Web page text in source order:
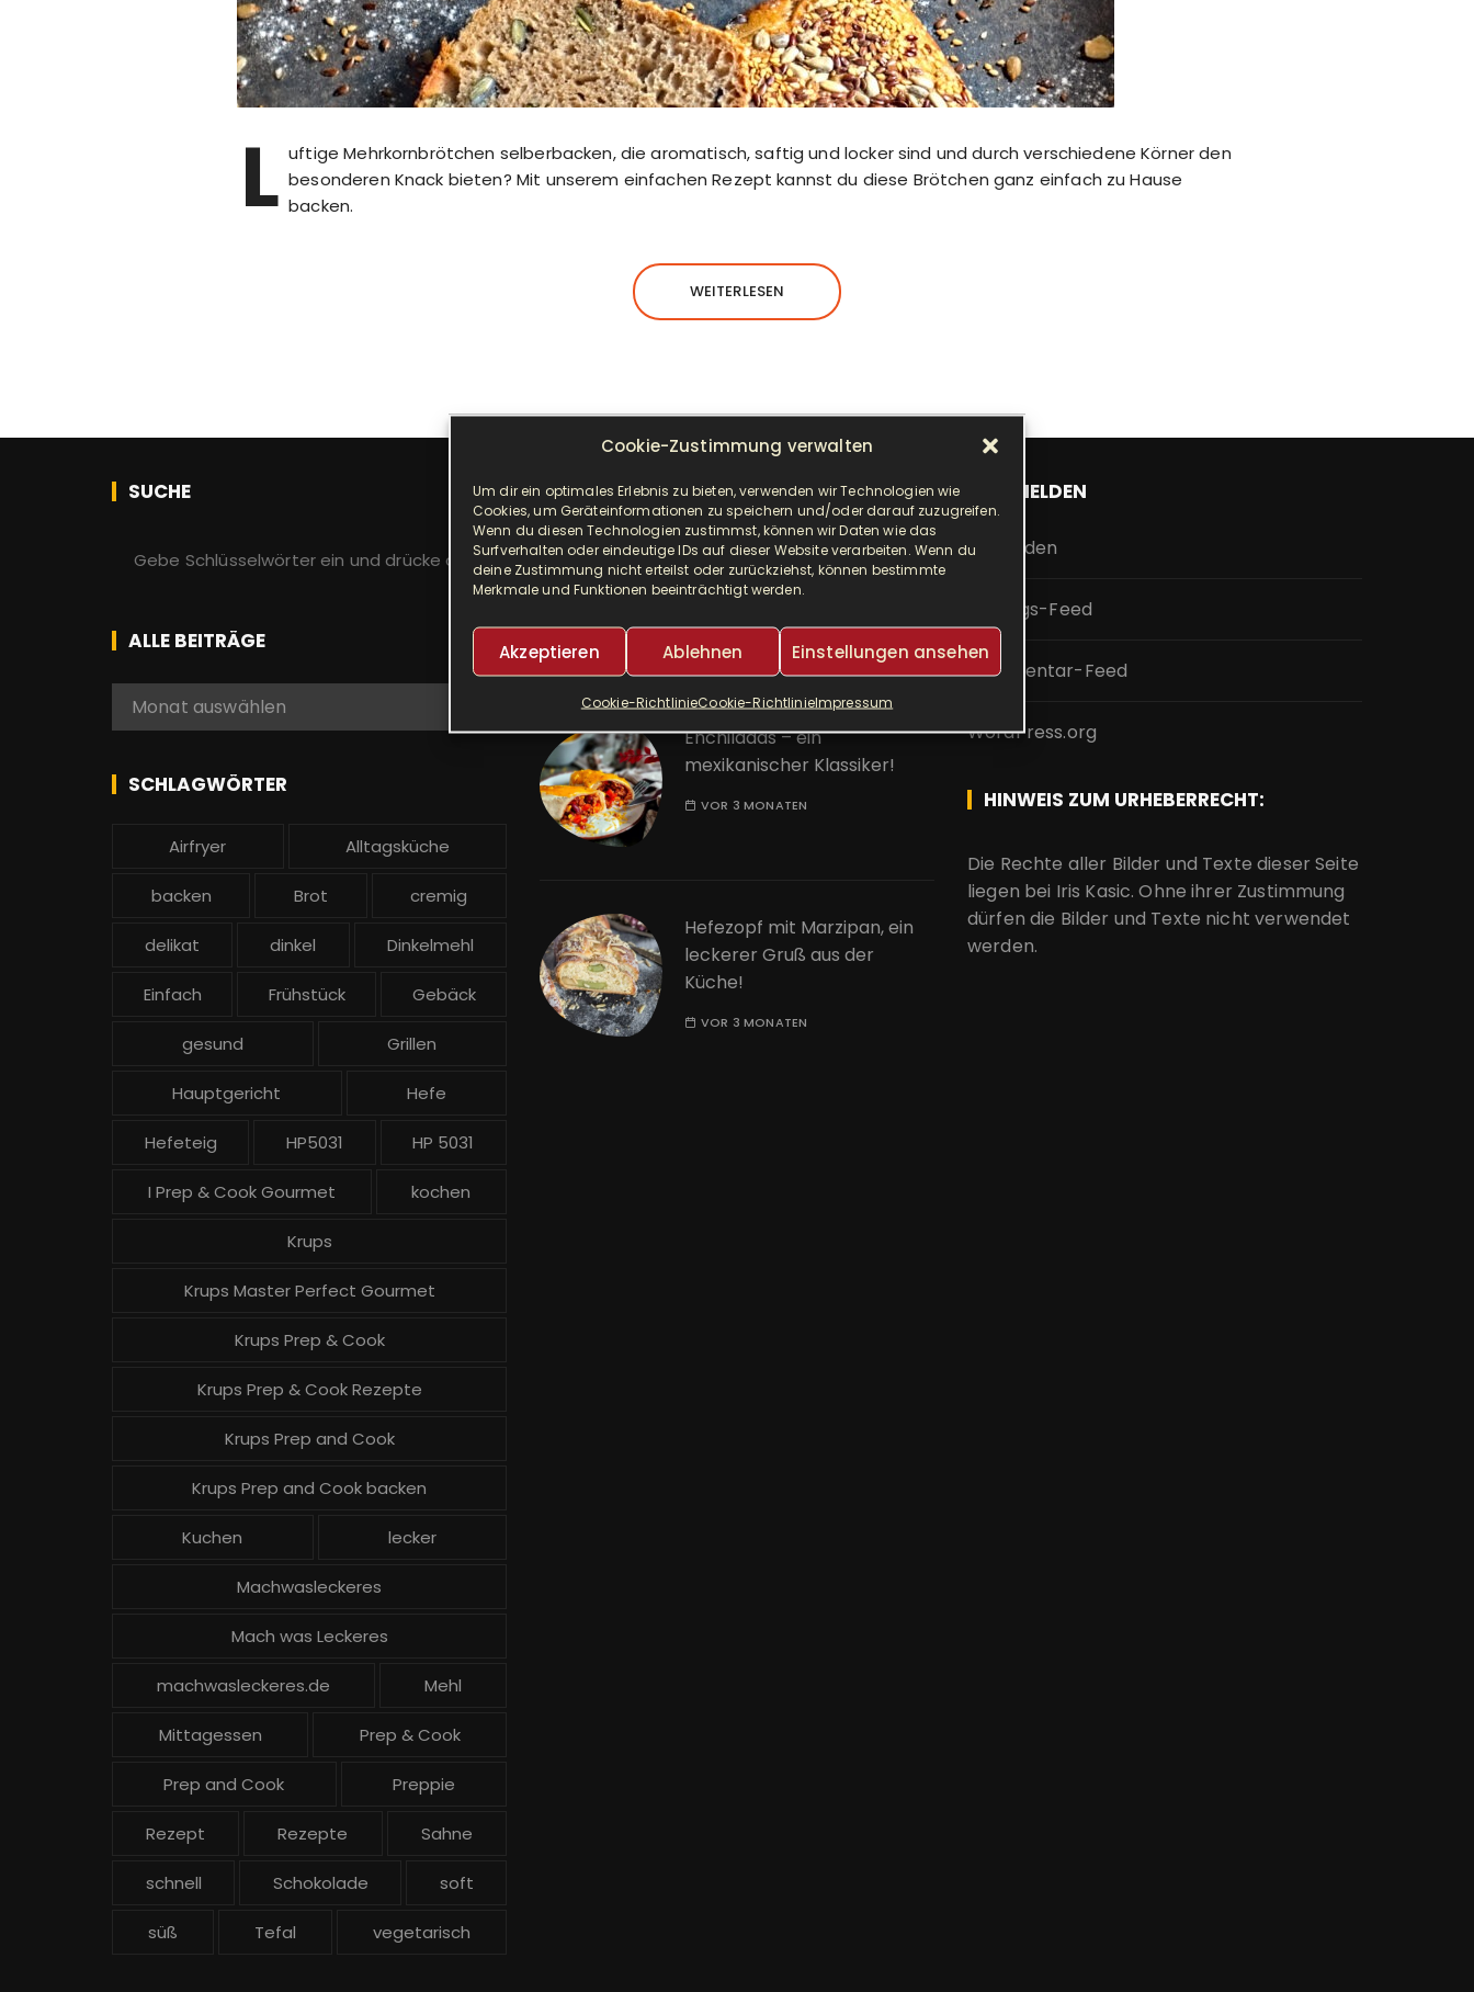
Cookie-Zustimmung verwalten
Um dir ein optimales Erlebnis zu bieten, verwenden wir Technologien wie
Cookies, um Geräteinformationen zu speichern und/oder darauf zuzugreifen.
Wenn du diesen Technologien zustimmst, können wir Daten wie das
Surfverhalten oder eindeutige IDs auf dieser Website verarbeiten. Wenn du
deine Zustimmung nicht erteilst oder zurückziehst, können bestimmte
Merkmale und Funktionen beeinträchtigt werden.
Akzeptieren Ablehnen Einstellungen ansehen
Cookie-RichtlinieCookie-RichtlinieImpressum
L uftige Mehrkornbrötchen selberbacken, die aromatisch, saftig und locker sind und durch verschiedene Körner den
besonderen Knack bieten? Mit unserem einfachen Rezept kannst du diese Brötchen ganz einfach zu Hause
backen.
WEITERLESEN
SUCHE
h
e
n
c
:
ALLE BEITRÄGE
e
Monat auswählen
SCHLAGWÖRTER
Airfryer Alltagsküche
backen Brot cremig
delikat dinkel Dinkelmehl
Einfach Frühstück Gebäck
gesund Grillen
Hauptgericht Hefe
Hefeteig HP5031 HP 5031
I Prep & Cook Gourmet kochen
Krups
Krups Master Perfect Gourmet
Krups Prep & Cook
Krups Prep & Cook Rezepte
Krups Prep and Cook
Krups Prep and Cook backen
Kuchen lecker
Machwasleckeres
Mach was Leckeres
machwasleckeres.de Mehl
Mittagessen Prep & Cook
Prep and Cook Preppie
Rezept Rezepte Sahne
schnell Schokolade soft
süß Tefal vegetarisch
NEUESTE BEITRÄGE
Djuvec als Risotto! So ein
leckerer One Pot!
Enchiladas – ein
mexikanischer Klassiker!
VOR 3 MONATEN
Hefezopf mit Marzipan, ein
leckerer Gruß aus der
Küche!
VOR 3 MONATEN
ANMELDEN
Anmelden
Eintrags-Feed
Kommentar-Feed
WordPress.org
HINWEIS ZUM URHEBERRECHT:
Die Rechte aller Bilder und Texte dieser Seite
liegen bei Iris Kasic. Ohne ihrer Zustimmung
dürfen die Bilder und Texte nicht verwendet
werden.